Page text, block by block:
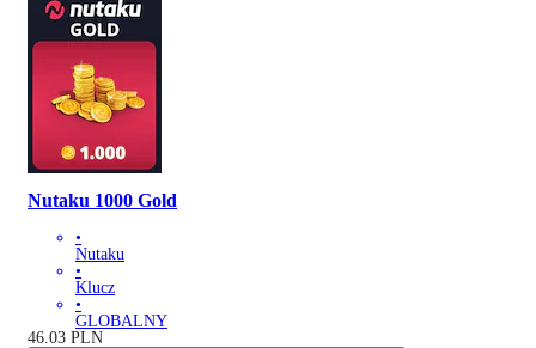
Nutaku 1000 Gold
•
Nutaku
•
Klucz
•
GLOBALNY
46.03 PLN